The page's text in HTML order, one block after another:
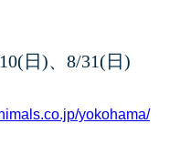
日)、8/31(日)
yokohama/